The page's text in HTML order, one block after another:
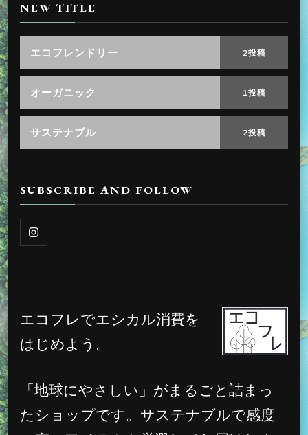
NEW TITLE
エコフレンドリー 2投稿
オーガニック 1投稿
サステナブル 2投稿
SUBSCRIBE AND FOLLOW
エコフレでエシカル消費を
はじめよう。
「地球にやさしい」がまるごと詰まっ
たショップです。サステナブルで感度